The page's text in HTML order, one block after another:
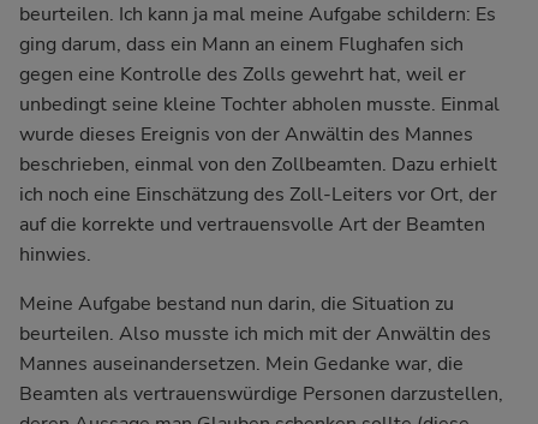
beurteilen. Ich kann ja mal meine Aufgabe schildern: Es
ging darum, dass ein Mann an einem Flughafen sich
gegen eine Kontrolle des Zolls gewehrt hat, weil er
unbedingt seine kleine Tochter abholen musste. Einmal
wurde dieses Ereignis von der Anwältin des Mannes
beschrieben, einmal von den Zollbeamten. Dazu erhielt
ich noch eine Einschätzung des Zoll-Leiters vor Ort, der
auf die korrekte und vertrauensvolle Art der Beamten
hinwies.
Meine Aufgabe bestand nun darin, die Situation zu
beurteilen. Also musste ich mich mit der Anwältin des
Mannes auseinandersetzen. Mein Gedanke war, die
Beamten als vertrauenswürdige Personen darzustellen,